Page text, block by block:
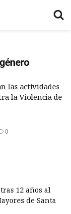
las actividades
la Violencia de
0
12 años al
de Santa